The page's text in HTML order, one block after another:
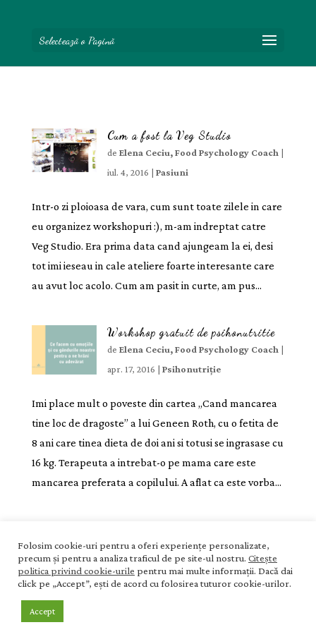
Selectează o Pagină
Cum a fost la Veg Studio
deElena Ceciu, Food Psychology Coach |
iul. 4, 2016 |Pasiuni
Intr-o zi ploioasa de vara, cum sunt toate zilele in care
eu organizez workshopuri :), m-am indreptat catre
Veg Studio. Era prima data cand ajungeam la ei, desi
tot imi ieseau in cale ateliere foarte interesante care
au avut loc acolo. Cum am pasit in curte, am pus...
Workshop gratuit de psihonutritie
deElena Ceciu, Food Psychology Coach |
apr. 17, 2016 |Psihonutriție
Imi place mult o poveste din cartea „Cand mancarea
tine loc de dragoste” a lui Geneen Roth, cu o fetita de
8 ani care tinea dieta de doi ani si totusi se ingrasase cu
16 kg. Terapeuta a intrebat-o pe mama care este
mancarea preferata a copilului. A aflat ca este vorba...
Acasă Blog
Termeni și condiții
Politica de confidențialitate
Politica de cookies
Contact
Creat de
Folosim cookie-uri pentru a oferi experiențe personalizate,
precum și pentru a analiza traficul de pe site-ul nostru. Citește
politica privind cookie-urile pentru mai multe informații. Dacă dai
click pe „Accept”, ești de acord cu folosirea tuturor cookie-urilor.
Accept